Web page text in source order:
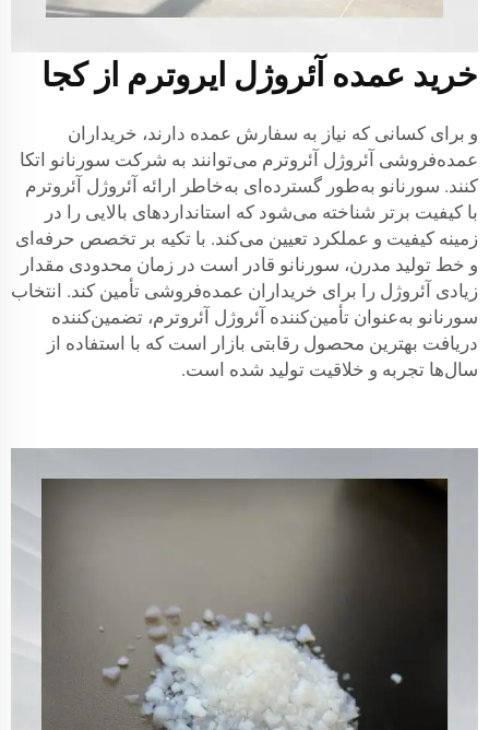
خرید عمده آئروژل ایروترم از کجا
و برای کسانی که نیاز به سفارش عمده دارند، خریداران
عمده‌فروشی آئروژل آئروترم می‌توانند به شرکت سورنانو اتکا
کنند. سورنانو به‌طور گسترده‌ای به‌خاطر ارائه آئروژل آئروترم
با کیفیت برتر شناخته می‌شود که استانداردهای بالایی را در
زمینه کیفیت و عملکرد تعیین می‌کند. با تکیه بر تخصص حرفه‌ای
و خط تولید مدرن، سورنانو قادر است در زمان محدودی مقدار
زیادی آئروژل را برای خریداران عمده‌فروشی تأمین کند. انتخاب
سورنانو به‌عنوان تأمین‌کننده آئروژل آئروترم، تضمین‌کننده
دریافت بهترین محصول رقابتی بازار است که با استفاده از
سال‌ها تجربه و خلاقیت تولید شده است.